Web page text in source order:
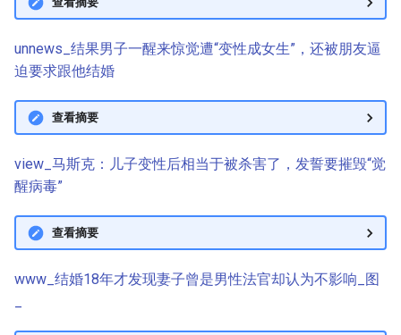
unnews_结果男子一醒来惊觉遭“变性成女生”，还被朋友逼
迫要求跟他结婚
查看摘要
view_马斯克：儿子变性后相当于被杀害了，发誓要摧毁“觉
醒病毒”
查看摘要
www_结婚18年才发现妻子曾是男性法官却认为不影响_图